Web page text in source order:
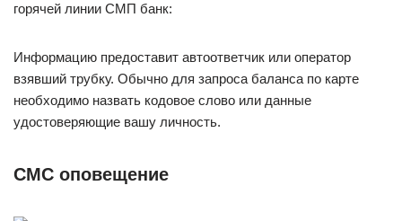
горячей линии СМП банк:
Информацию предоставит автоответчик или оператор
взявший трубку. Обычно для запроса баланса по карте
необходимо назвать кодовое слово или данные
удостоверяющие вашу личность.
СМС оповещение